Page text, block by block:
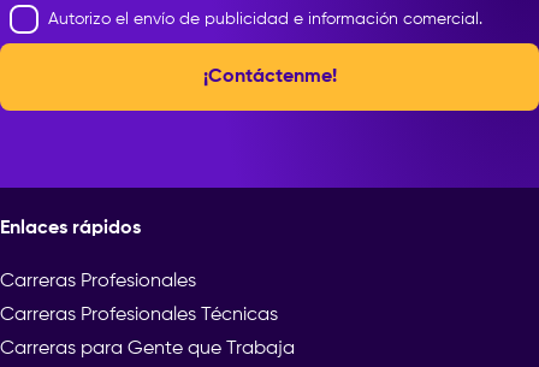
Autorizo el envío de publicidad e información comercial.
¡Contáctenme!
Enlaces rápidos
Carreras Profesionales
Carreras Profesionales Técnicas
Carreras para Gente que Trabaja